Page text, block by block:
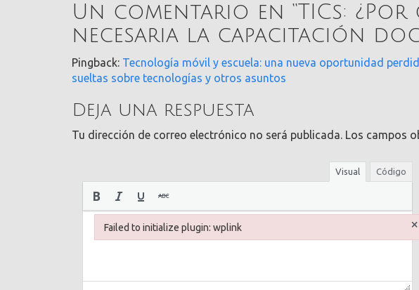
Un comentario en “TICs: ¿Por
necesaria la capacitación
Pingback: Tecnología móvil y escuela: una nueva oportunidad
sueltas sobre tecnologías y otros asuntos
Deja una respuesta
Tu dirección de correo electrónico no será publicada. Los campos
Visual Código
Failed to initialize plugin: wplink ×
Failed to initialize plugin: wplink